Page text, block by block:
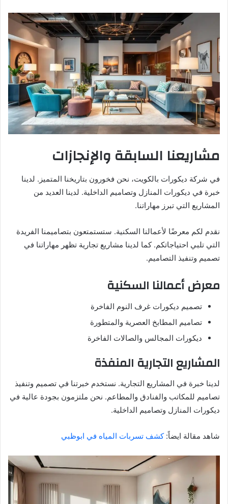
مشاريعنا السابقة والإنجازات
في شركة ديكورات بالكويت، نحن فخورون بتاريخنا المتميز. لدينا
خبرة في ديكورات المنازل وتصاميم الداخلية. لدينا العديد من
المشاريع التي تبرز مهاراتنا.
نقدم لكم معرضًا لأعمالنا السكنية. ستستمتعون بتصاميمنا الفريدة
التي تلبي احتياجاتكم. كما لدينا مشاريع تجارية تظهر مهاراتنا في
تصميم وتنفيذ التصاميم.
معرض أعمالنا السكنية
تصميم ديكورات غرف النوم الفاخرة
تصاميم المطابخ العصرية والمتطورة
ديكورات المجالس والصالات الفاخرة
المشاريع التجارية المنفذة
لدينا خبرة في المشاريع التجارية. نستخدم خبرتنا في تصميم وتنفيذ
تصاميم للمكاتب والفنادق والمطاعم. نحن ملتزمون بجودة عالية في
ديكورات المنازل وتصاميم الداخلية.
شاهد مقالة ايضاً:كشف تسربات المياه في ابوظبي